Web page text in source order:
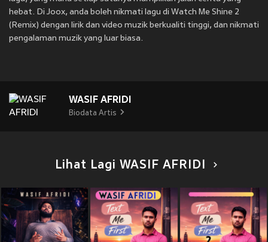
hebat. Di Joox, anda boleh nikmati lagu di Watch Me Shine 2
(Remix) dengan lirik dan video muzik berkualiti tinggi, dan nikmati
pengalaman muzik yang luar biasa.
WASIF AFRIDI
Biodata Artis
Lihat Lagi WASIF AFRIDI